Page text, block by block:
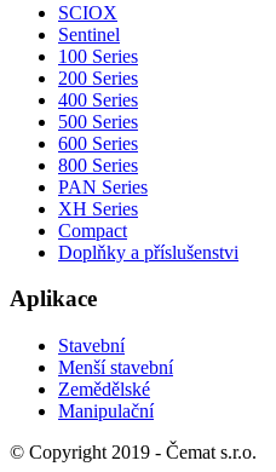
SCIOX
Sentinel
100 Series
200 Series
400 Series
500 Series
600 Series
800 Series
PAN Series
XH Series
Compact
Doplňky a příslušenstvi
Aplikace
Stavební
Menší stavební
Zemědělské
Manipulační
© Copyright 2019 - Čemat s.r.o.